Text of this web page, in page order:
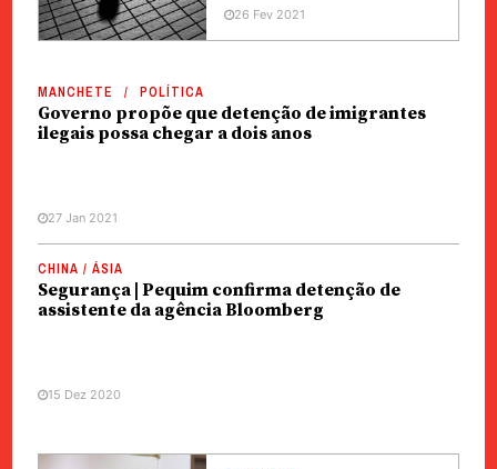
26 Fev 2021
MANCHETE POLÍTICA
Governo propõe que detenção de imigrantes
ilegais possa chegar a dois anos
27 Jan 2021
CHINA / ÁSIA
Segurança | Pequim confirma detenção de
assistente da agência Bloomberg
15 Dez 2020